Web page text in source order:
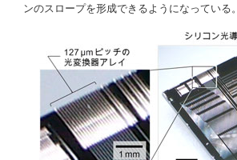
ンのスロープを形成できるようになっている。